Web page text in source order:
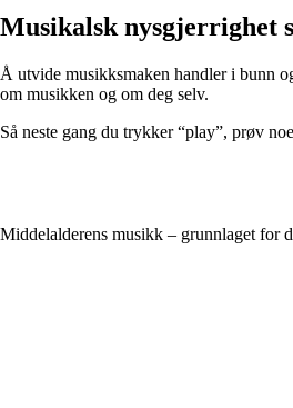
Musikalsk nysgjerrighet
Å utvide musikksmaken handler i bunn
om musikken og om deg selv.
Så neste gang du trykker “play”, prøv
Middelalderens musikk – grunnlaget for